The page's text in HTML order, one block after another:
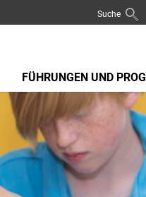
Suche
FÜHRUNGEN UND